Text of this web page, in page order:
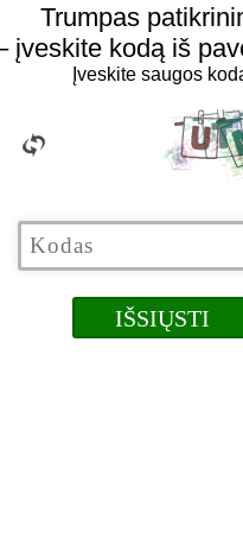
Trumpas
įveskite kodą iš
Įveskite saugos